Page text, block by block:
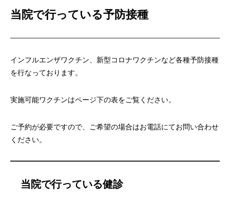
当院で行っている予防接種
インフルエンザワクチン、新型コロナワクチンなど各種予防接種
を行なっております。
実施可能ワクチンはページ下の表をご覧ください。
ご予約が必要ですので、ご希望の場合はお電話にてお問い合わせ
ください。
当院で行っている健診